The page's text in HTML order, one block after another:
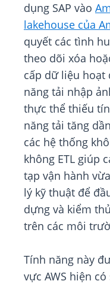
dụng SAP vào
lakehouse của
quyết các tình
theo dõi xóa
cấp dữ liệu hoạt
năng tải nhập
thực thể thiếu
năng tải tăng
các hệ thống
không ETL giúp
tạp vận hành
lý kỹ thuật để
dựng và kiểm
trên các môi
Tính năng này
vực AWS hiện có